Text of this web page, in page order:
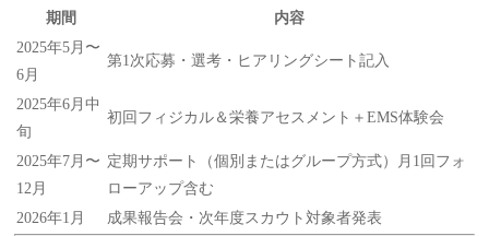
期間
内容
2025年5月〜
6月
第1次応募・選考・ヒアリングシート記入
2025年6月中
旬
初回フィジカル＆栄養アセスメント＋EMS体験会
2025年7月〜
12月
定期サポート（個別またはグループ方式）月1回フォ
ローアップ含む
2026年1月
成果報告会・次年度スカウト対象者発表